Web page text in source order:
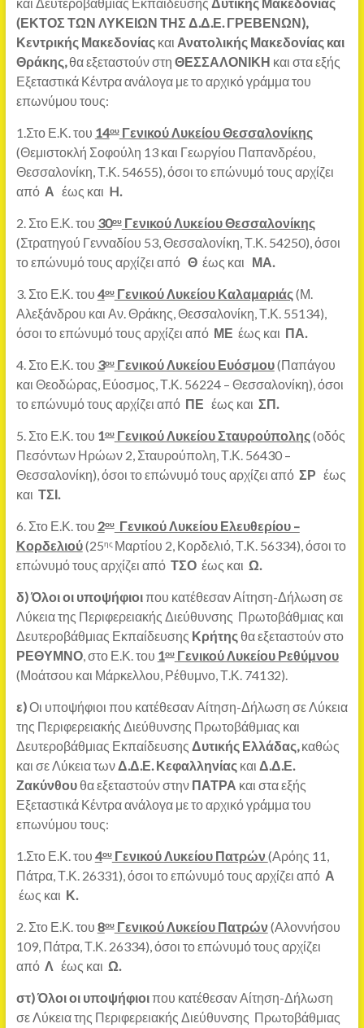
(ΕΚΤΟΣ ΤΩΝ ΛΥΚΕΙΩΝ ΤΗΣ Δ.Δ.Ε. ΓΡΕΒΕΝΩΝ),
Κεντρικής Μακεδονίας και Ανατολικής Μακεδονίας και
Θράκης,θα εξεταστούν στη ΘΕΣΣΑΛΟΝΙΚΗ και στα εξής
Εξεταστικά Κέντρα ανάλογα με το αρχικό γράμμα του
επωνύμου τους:
1.Στο Ε.Κ. του 14ουΓενικού Λυκείου Θεσσαλονίκης
(Θεμιστοκλή Σοφούλη 13 και Γεωργίου Παπανδρέου,
Θεσσαλονίκη, Τ.Κ. 54655), όσοι το επώνυμό τους αρχίζει
από Α έως και H.
2. Στο Ε.Κ. του 30ουΓενικού Λυκείου Θεσσαλονίκης
(Στρατηγού Γενναδίου 53, Θεσσαλονίκη, Τ.Κ. 54250), όσοι
το επώνυμό τους αρχίζει από Θ έως και ΜΑ.
3. Στο Ε.Κ. του 4ουΓενικού Λυκείου Καλαμαριάς (Μ.
Αλεξάνδρου και Αν. Θράκης, Θεσσαλονίκη, Τ.Κ. 55134),
όσοι το επώνυμό τους αρχίζει από ΜΕ έως και ΠΑ.
4. Στο Ε.Κ. του 3ουΓενικού Λυκείου Ευόσμου(Παπάγου
και Θεοδώρας, Εύοσμος, Τ.Κ. 56224 – Θεσσαλονίκη), όσοι
το επώνυμό τους αρχίζει από ΠΕ έως και ΣΠ.
5. Στο Ε.Κ. του 1ουΓενικού Λυκείου Σταυρούπολης (οδός
Πεσόντων Ηρώων 2, Σταυρούπολη, Τ.Κ. 56430 –
Θεσσαλονίκη), όσοι το επώνυμό τους αρχίζει από ΣΡ έως
και ΤΣΙ.
6. Στο Ε.Κ. του 2ουΓενικού Λυκείου Ελευθερίου –
Κορδελιού(25ης Μαρτίου 2, Κορδελιό, Τ.Κ. 56334), όσοι το
επώνυμό τους αρχίζει από ΤΣΟ έως και Ω.
δ)Όλοι οι υποψήφιοιπου κατέθεσαν Αίτηση-Δήλωση σε
Λύκεια της Περιφερειακής Διεύθυνσης Πρωτοβάθμιας και
Δευτεροβάθμιας Εκπαίδευσης Κρήτης θα εξεταστούν στο
ΡΕΘΥΜΝΟ, στο Ε.Κ. του 1ουΓενικού Λυκείου Ρεθύμνου
(Μοάτσου και Μάρκελλου, Ρέθυμνο, Τ.Κ. 74132).
ε)Οι υποψήφιοι που κατέθεσαν Αίτηση-Δήλωση σε Λύκεια
της Περιφερειακής Διεύθυνσης Πρωτοβάθμιας και
Δευτεροβάθμιας Εκπαίδευσης Δυτικής Ελλάδας,καθώς
και σε Λύκεια τωνΔ.Δ.Ε. Κεφαλληνίας και Δ.Δ.Ε.
Ζακύνθουθα εξεταστούν στην ΠΑΤΡΑ και στα εξής
Εξεταστικά Κέντρα ανάλογα με το αρχικό γράμμα του
επωνύμου τους:
1.Στο Ε.Κ. του 4ουΓενικού Λυκείου Πατρών (Αρόης 11,
Πάτρα, Τ.Κ. 26331), όσοι το επώνυμό τους αρχίζει από Α
έως και Κ.
2. Στο Ε.Κ. του 8ουΓενικού Λυκείου Πατρών (Αλοννήσου
109, Πάτρα, Τ.Κ. 26334), όσοι το επώνυμό τους αρχίζει
από Λ έως και Ω.
στ) Όλοι οι υποψήφιοιπου κατέθεσαν Αίτηση-Δήλωση
σε Λύκεια της Περιφερειακής Διεύθυνσης Πρωτοβάθμιας